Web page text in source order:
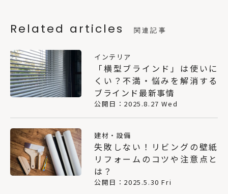
Related articles 関連記事
インテリア
「横型ブラインド」は使いに
くい？不満・悩みを解消する
ブラインド最新事情
公開日：2025.8.27 Wed
建材・設備
失敗しない！リビングの壁紙
リフォームのコツや注意点と
は？
公開日：2025.5.30 Fri